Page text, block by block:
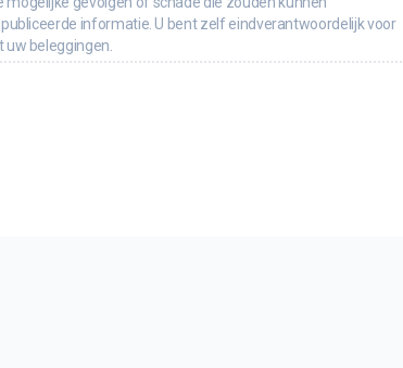
informatie. U bent zelf eindverantwoordelijk voor
uw beleggingen.